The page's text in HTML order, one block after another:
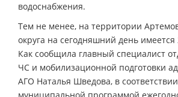
водоснабжения.
Тем не менее, на территории
округа на сегодняшний день имеется
Как сообщила главный специалист
ЧС и мобилизационной подготовки
АГО Наталья Шведова, в